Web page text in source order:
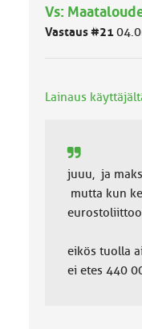
ä
l
a
Vs:
Vastaus #21
Lainaus
juuu, ja
mutta kun
eikös tuolla
ei etes 440